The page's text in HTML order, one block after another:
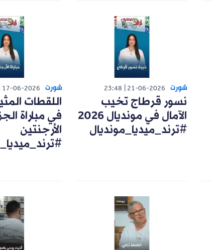
شورت 21-06-2026
23:48
نسور قرطاج تخيب
الآمال في مونديال 2026
#ترند_ميديا_مونديال
شورت 17-06-2026
اللقطات
في مباراة
الأرجنتين